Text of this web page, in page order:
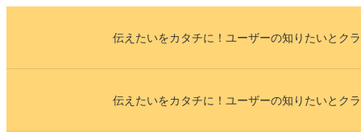
ッ
伝えたいをカタチに！ユーザーの知りたいとク
伝えたいをカタチに！ユーザーの知りたいとク